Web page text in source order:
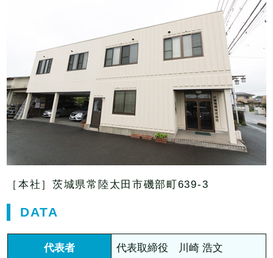
［本社］茨城県常陸太田市磯部町639-3
DATA
代表者 代表取締役 川崎 浩文